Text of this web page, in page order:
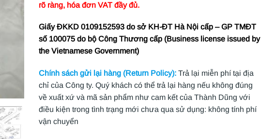
rõ ràng, hóa đơn VAT đầy đủ.
Giấy ĐKKD 0109152593 do sở KH-ĐT Hà Nội cấp – GP TMĐT
số 100075 do bộ Công Thương cấp (Business license issued by
the Vietnamese Government)
Chính sách gửi lại hàng (Return Policy):Trả lại miễn phí tại địa
chỉ của Công ty. Quý khách có thể trả lại hàng nếu không đúng
về xuất xứ và mã sản phẩm như cam kết của Thành Dũng với
điều kiện trong tình trạng mới chưa qua sử dụng: không tính phí
vận chuyển